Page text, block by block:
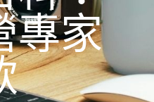
專家